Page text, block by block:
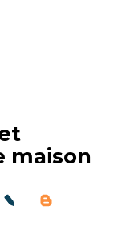
maison